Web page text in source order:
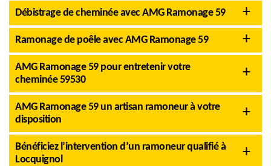
Débistrage de cheminée avec AMG Ramonage 59
Ramonage de poêle avec AMG Ramonage 59
AMG Ramonage 59 pour entretenir votre
cheminée 59530
AMG Ramonage 59 un artisan ramoneur à votre
disposition
Bénéficiez l’intervention d’un ramoneur qualifié à
Locquignol